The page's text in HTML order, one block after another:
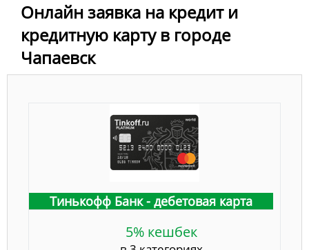
Онлайн заявка на кредит и
кредитную карту в городе
Чапаевск
Тинькофф Банк - дебетовая карта
5% кешбек